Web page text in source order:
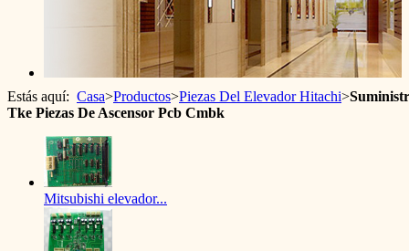
Estás aquí: Casa>Productos>Piezas Del Elevador Hitachi>
Tke Piezas De Ascensor Pcb Cmbk
Mitsubishi elevador...